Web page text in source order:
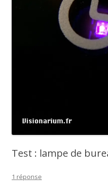
Test : lampe de
1 réponse